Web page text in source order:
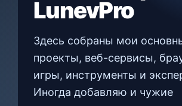
LunevPro
Здесь собраны мои
проекты, веб-сервисы,
игры, инструменты и
Иногда добавляю и чужие